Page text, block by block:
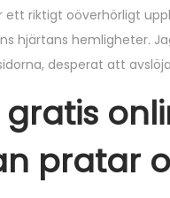
ett riktigt oöverhörligt
hjärtans hemligheter.
desperat att
gratis
pratar